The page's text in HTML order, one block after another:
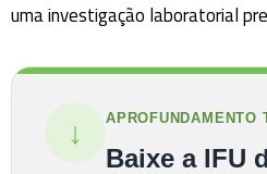
uma investigação laboratorial
↓ APROFUNDAMENTO
Baixe a IFU